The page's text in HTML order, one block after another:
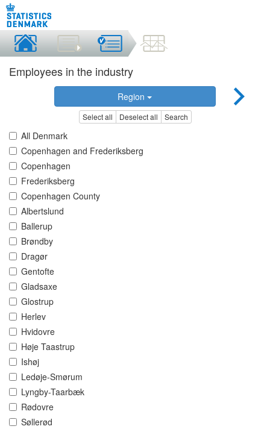
Employees in the industry
Region
Select all Deselect all Search
All Denmark
Copenhagen and Frederiksberg
Copenhagen
Frederiksberg
Copenhagen County
Albertslund
Ballerup
Brøndby
Dragør
Gentofte
Gladsaxe
Glostrup
Herlev
Hvidovre
Høje Taastrup
Ishøj
Ledøje-Smørum
Lyngby-Taarbæk
Rødovre
Søllerød